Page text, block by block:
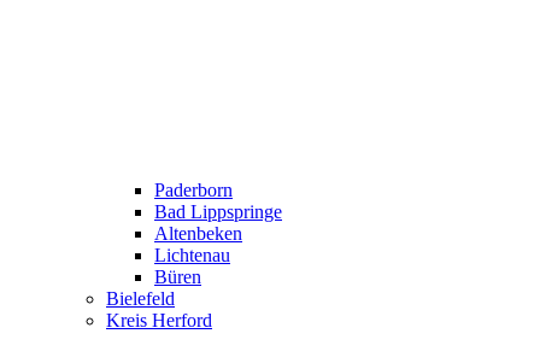
Paderborn
Bad Lippspringe
Altenbeken
Lichtenau
Büren
Bielefeld
Kreis Herford